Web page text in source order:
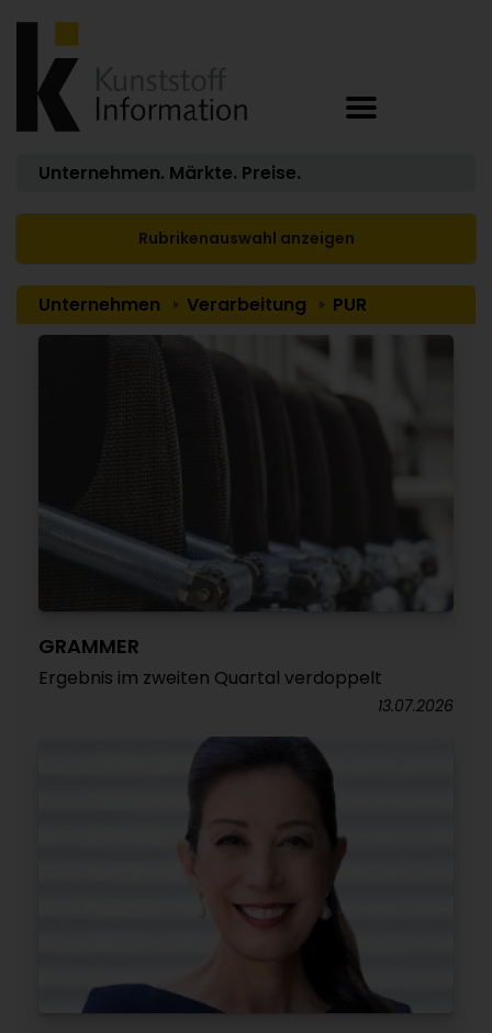
Unternehmen. Märkte. Preise.
Rubrikenauswahl anzeigen
Unternehmen Verarbeitung PUR
GRAMMER
Ergebnis im zweiten Quartal verdoppelt
13.07.2026